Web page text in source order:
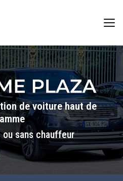
de voiture haut de
sans chauffeur